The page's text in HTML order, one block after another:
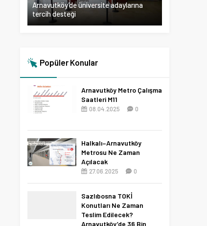
Arnavutköy’de üniversite adaylarına
tercih desteği
Popüler Konular
Arnavutköy Metro Çalışma
Saatleri M11
08.04.2025 0
Halkalı–Arnavutköy
Metrosu Ne Zaman
Açılacak
27.06.2025 0
Sazlıbosna TOKİ
Konutları Ne Zaman
Teslim Edilecek?
Arnavutköy’de 36 Bin